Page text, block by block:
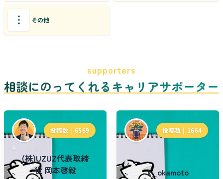
その他
supporters
相談にのってくれるキャリアサポーター
投稿数 | 6569
(株)UZUZ代表取締
役 岡本啓毅
投稿数 | 1664
k_okamoto